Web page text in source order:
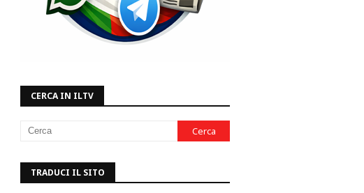
CERCA IN ILTV
TRADUCI IL SITO